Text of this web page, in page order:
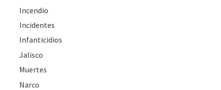
Incendio
Incidentes
Infanticidios
Jalisco
Muertes
Narco